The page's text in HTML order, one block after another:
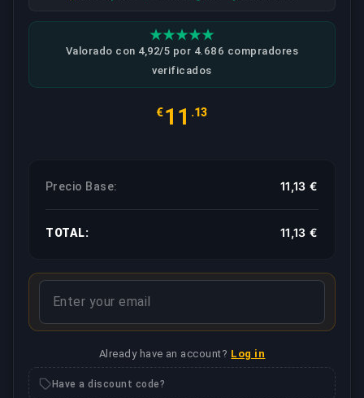
Valorado con 4,92/5 por 4.686 compradores
verificados
€11 .13
Precio Base: 11,13 €
TOTAL: 11,13 €
Already have an account? Log in
Have a discount code?